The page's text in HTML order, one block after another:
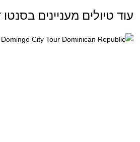
עוד טיולים מעניינים בסנטו